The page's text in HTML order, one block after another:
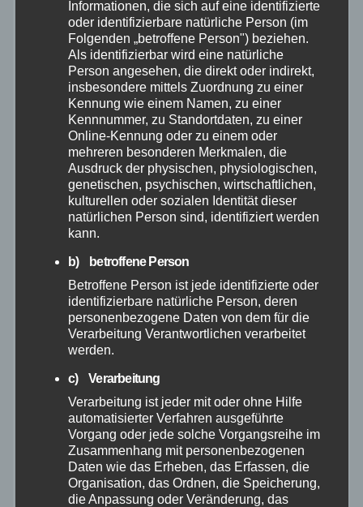
Januar 2026
Dezember 2025
November 2025
Oktober 2025
September 2025
August 2025
Juli 2025
Juni 2025
Mai 2025
April 2025
März 2025
Informationen, die sich auf eine identifizierte
oder identifizierbare natürliche Person (im
Folgenden „betroffene Person") beziehen.
Als identifizierbar wird eine natürliche
Person angesehen, die direkt oder indirekt,
insbesondere mittels Zuordnung zu einer
Kennung wie einem Namen, zu einer
Kennnummer, zu Standortdaten, zu einer
Online-Kennung oder zu einem oder
mehreren besonderen Merkmalen, die
Ausdruck der physischen, physiologischen,
genetischen, psychischen, wirtschaftlichen,
kulturellen oder sozialen Identität dieser
natürlichen Person sind, identifiziert werden
kann.
b) betroffene Person
Betroffene Person ist jede identifizierte oder
identifizierbare natürliche Person, deren
personenbezogene Daten von dem für die
Verarbeitung Verantwortlichen verarbeitet
werden.
c) Verarbeitung
Verarbeitung ist jeder mit oder ohne Hilfe
automatisierter Verfahren ausgeführte
Vorgang oder jede solche Vorgangsreihe im
Zusammenhang mit personenbezogenen
Daten wie das Erheben, das Erfassen, die
Organisation, das Ordnen, die Speicherung,
die Anpassung oder Veränderung, das